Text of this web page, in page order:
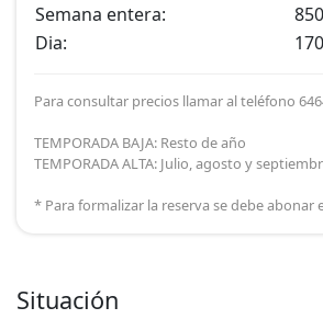
Situación
Semana entera:
Dia:
Para consultar precios llamar al teléfono
TEMPORADA BAJA: Resto de año
TEMPORADA ALTA: Julio, agosto y
* Para formalizar la reserva se debe abonar